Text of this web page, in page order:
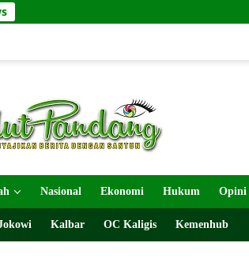
Nasional Ekonomi Hukum Opini
Kalbar OC Kaligis Kemenhub